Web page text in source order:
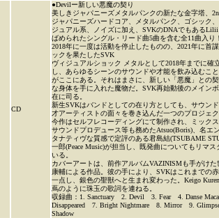
CD
●Devilー新しい悪魔の契り
美しきジャパニーズメタルパンクの新たな金字塔、
ジャパニーズハードコア、メタルパンク、ゴシック
ジュアル系、ノイズに加え、SVKのDNAでもあるLilii
ばめられたシングル・リード曲5曲を含む全11曲入り！
2018年に一度は活動を停止したものの、2021年に首
ックを果たしたSVK
ヴィジュアルショック メタルとして2018年までに確
し、あらゆるシーンのサウンドや才能を飲み込むこ
がここにある。それはまさに、新しい「悪魔」との
な身体を手に入れた魔物だ。SVK再始動後のメイン
在に司る。
新生SVKはバンドとしての在り方としても、サウン
才アーティストの面々を巻き込んだ一つのプロジェク
今作はセルフレコーディングにて制作され、ミック
サウンドプロデュース等も務めたAtsuo(Boris)、名エ
タナティヴな質感で定評のある君島結(TSUBAME
一郎(Peace Music)が担当し、既発曲についてもリマ
いる。
カバーアートは、前作アルバムVAZINISMも手がけ
康輔による作品。彼の手により、SVKはこれまでの
一点し、銀色の聖獣へと生まれ変わった。Keigo
蔦のように珠玉の歌詞を連ねる。
収録曲：1. Sanctuary 2. Devil 3. Fear 4. Danse
Disappeared 7. Bright Nightmare 8. Mirror 9.
Shadow